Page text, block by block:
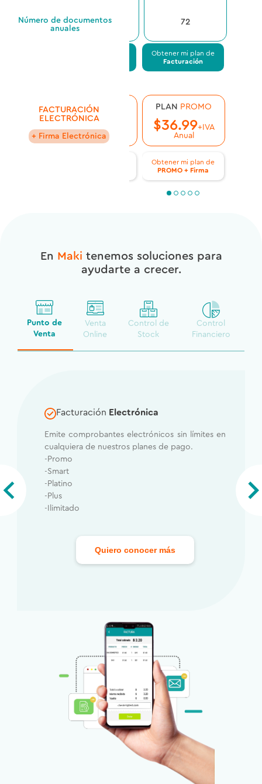
72
Obtener mi plan de
Facturación
PLAN PROMO
$36.99+IVA
Anual
Obtener mi plan de
PROMO + Firma
ILIMITADO
PLANILIMITADO
$110.99
Anual
Número de documentos
anuales
FACTURACIÓN
ELECTRÓNICA
+ Firma Electrónica
En Maki tenemos soluciones para
ayudarte a crecer.
Punto de
Venta
Venta
Online
Control de
Stock
Control
Financiero
Facturación Electrónica
Emite comprobantes electrónicos sin límites en
cualquiera de nuestros planes de pago.
-Promo
-Smart
-Platino
-Plus
-Ilimitado
Quiero conocer más